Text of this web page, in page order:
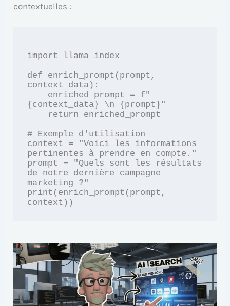
contextuelles :
import llama_index
def enrich_prompt(prompt,
context_data):
{context_data} \n {prompt}"
# Exemple d'utilisation
context = "Voici les informations
pertinentes à prendre en compte."
prompt = "Quels sont les résultats
de notre dernière campagne
marketing ?"
print(enrich_prompt(prompt,